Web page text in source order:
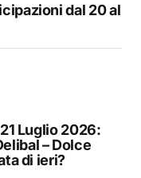
dal 20 al
Luglio 2026:
– Dolce
di ieri?